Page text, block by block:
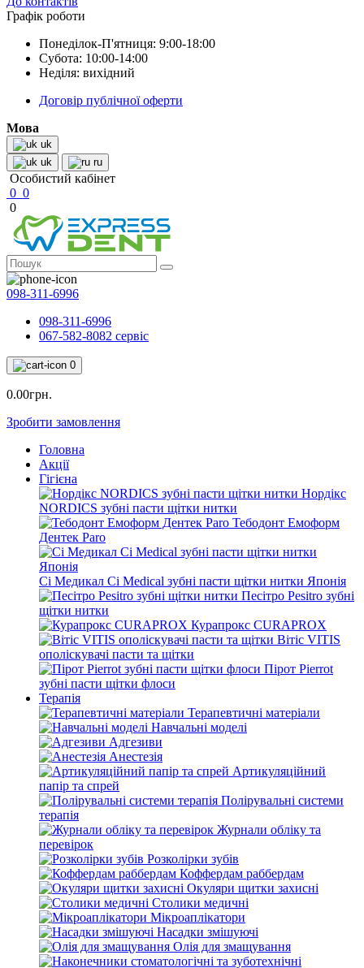
Графік роботи
Понеділок-П'ятниця: 9:00-18:00
Субота: 10:00-14:00
Неділя: вихідний
Договір публічної оферти
Мова
uk
uk
ru
Особистий кабінет
0 0
0
098-311-6996
098-311-6996
067-582-8082 сервіс
0
0.00грн.
Зробити замовлення
Головна
Акції
Гігієна
Нордікс
NORDICS зубні пасти щітки нитки
Тебодонт Емоформ
Дентек Paro
Сі Медикал Ci Medical зубні пасти щітки нитки Японія
Песітро Pesitro зубні
щітки нитки
Курапрокс CURAPROX
Вітіс VITIS
ополіскувачі пасти та щітки
Пірот Pierrot
зубні пасти щітки флоси
Терапія
Терапевтичні матеріали
Навчальні моделі
Адгезиви
Анестезія
Артикуляційний
папір та спрей
Полірувальні системи
терапія
Журнали обліку та
перевірок
Розколірки зубів
Коффердам раббердам
Окуляри щитки захисні
Столики медичні
Мікроаплікатори
Насадки змішуючі
Олія для змащування